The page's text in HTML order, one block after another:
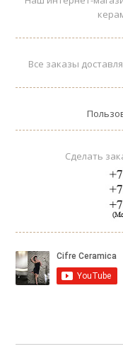
Все заказы
Сделать